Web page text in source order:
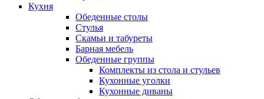
Кухня
Обеденные столы
Стулья
Скамьи и табуреты
Барная мебель
Обеденные группы
Комплекты из стола и стульев
Кухонные уголки
Кухонные диваны